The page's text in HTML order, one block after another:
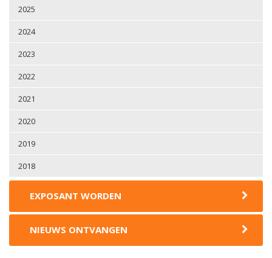
2025
2024
2023
2022
2021
2020
2019
2018
EXPOSANT WORDEN
NIEUWS ONTVANGEN